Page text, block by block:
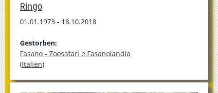
Ringo
01.01.1973 - 18.10.2018
Gestorben:
Fasano - Zoosafari e Fasanolandia
(Italien)